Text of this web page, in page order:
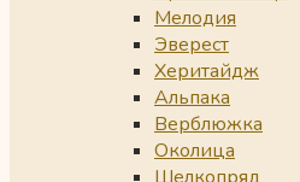
Мелодия
Эверест
Херитайдж
Альпака
Верблюжка
Околица